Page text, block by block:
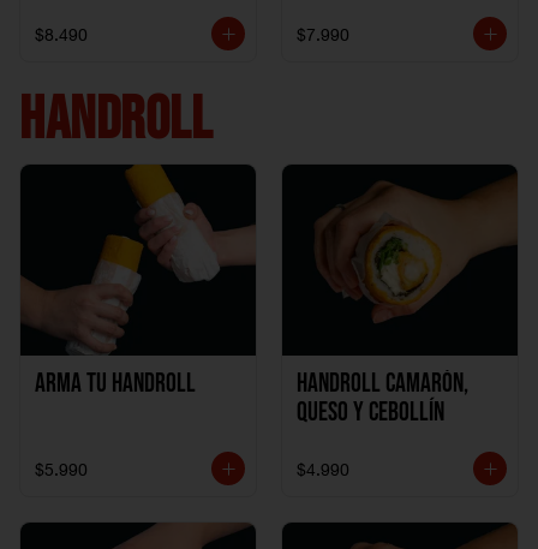
$8.490 $7.990
HANDROLL
Arma tu handroll
$5.990
Handroll Camarón,
Queso y Cebollín
$4.990